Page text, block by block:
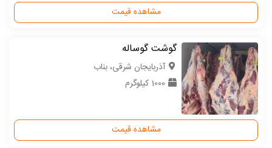
مشاهده قیمت
گوشت گوساله
آذربایجان شرقی، بناب
1000 کیلوگرم
مشاهده قیمت